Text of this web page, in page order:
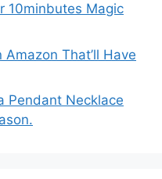
10minbutes Magic
That’ll Have
Pendant Necklace